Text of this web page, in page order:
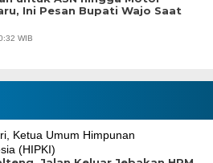
Ini Pesan Bupati Wajo Saat
WIB